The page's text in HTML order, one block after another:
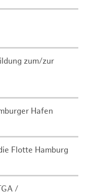
zum/zur
Hafen
Flotte Hamburg
/